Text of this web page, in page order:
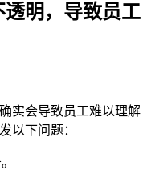
明，导致员工
实会导致员工难以理解
以下问题：